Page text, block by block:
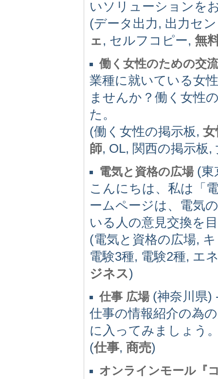
いソリューションを
(データ出力, 出力セ
ェ, セルフコピー, 無
働く女性のための交
業種に就いている女
ませんか？働く女性
た。
(働く女性の掲示板,
師, OL, 関西の掲示板
電気と資格の広場(東
こんにちは、私は「
ームページは、電気
いる人の意見交換を
(電気と資格の広場,
電験3種, 電験2種, エ
ジネス)
仕事 広場(神奈川県)
仕事の情報紹介の為
に入ってみましょう
(仕事, 商売)
オンラインモール『